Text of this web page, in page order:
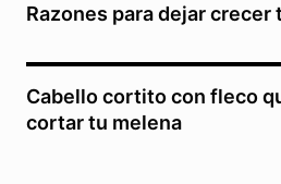
Razones para dejar crecer
Cabello cortito con fleco
cortar tu melena